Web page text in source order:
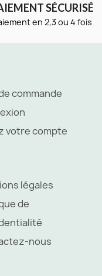
SÉCURISÉ
en 2,3 ou 4 fois
commande
votre compte
légales
de
nous